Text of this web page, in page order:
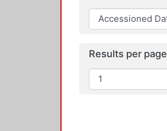
Results per page